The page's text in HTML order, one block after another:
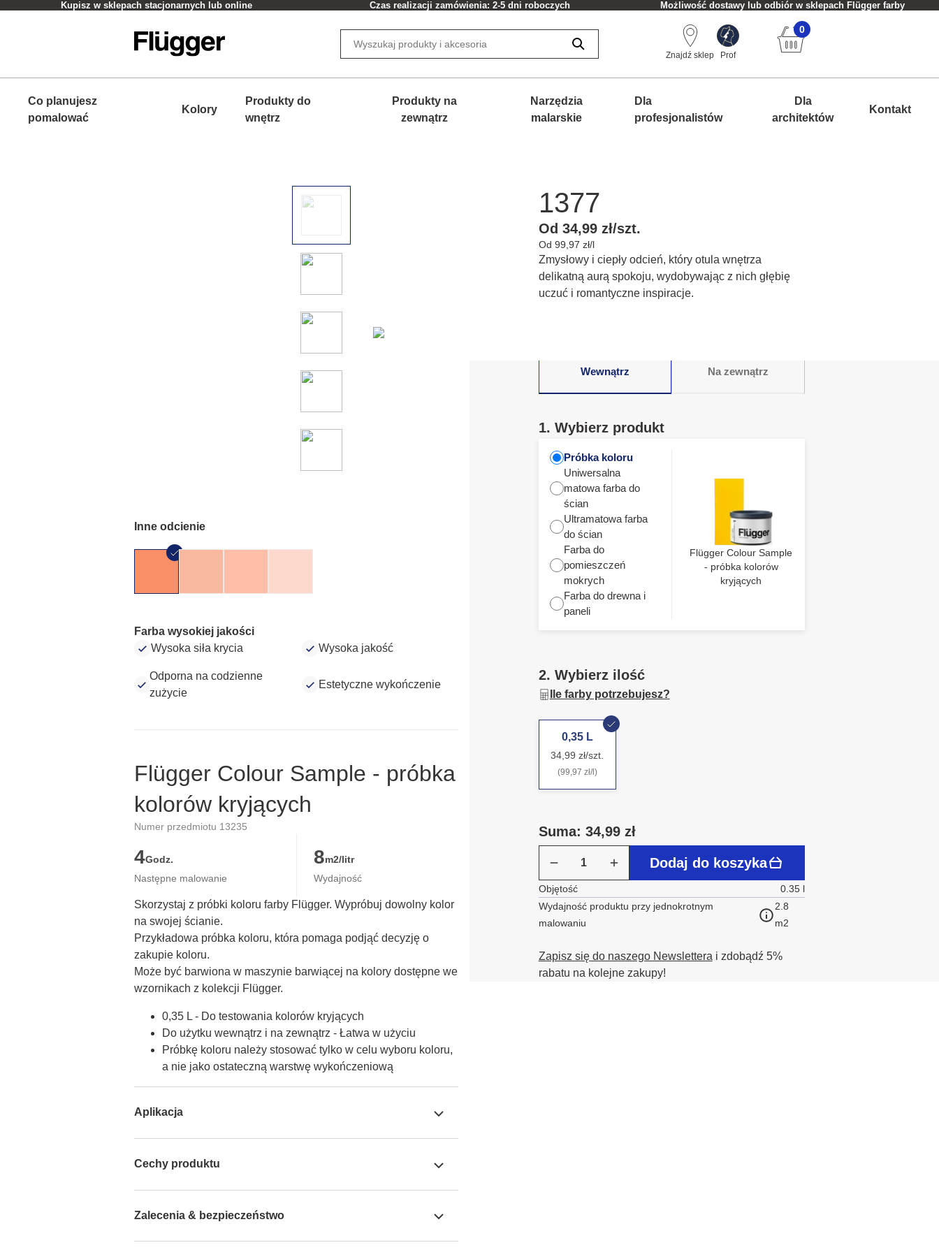
Kupisz w sklepach stacjonarnych lub online Czas realizacji zamówienia: 2-5 dni roboczych Możliwość dostawy lub odbiór w sklepach Flügger farby
Znajdź sklep Prof
0
Co planujesz
pomalować
Kolory
Produkty do
wnętrz
Produkty na
zewnątrz
Narzędzia
malarskie
Dla
profesjonalistów
Dla
architektów
Kontakt
Inne odcienie
Farba wysokiej jakości
Wysoka siła krycia
Wysoka jakość
Odporna na codzienne
zużycie
Estetyczne wykończenie
Flügger Colour Sample - próbka
kolorów kryjących
Numer przedmiotu 13235
4Godz.
Następne malowanie
8m2/litr
Wydajność
Skorzystaj z próbki koloru farby Flügger. Wypróbuj dowolny kolor
na swojej ścianie.
Przykładowa próbka koloru, która pomaga podjąć decyzję o
zakupie koloru.
Może być barwiona w maszynie barwiącej na kolory dostępne we
wzornikach z kolekcji Flügger.
0,35 L - Do testowania kolorów kryjących
Do użytku wewnątrz i na zewnątrz - Łatwa w użyciu
Próbkę koloru należy stosować tylko w celu wyboru koloru,
a nie jako ostateczną warstwę wykończeniową
Aplikacja
Cechy produktu
Zalecenia & bezpieczeństwo
1377
Od 34,99 zł/szt.
Od 99,97 zł/l
Zmysłowy i ciepły odcień, który otula wnętrza
delikatną aurą spokoju, wydobywając z nich głębię
uczuć i romantyczne inspiracje.
Wewnątrz Na zewnątrz
1. Wybierz produkt
Próbka koloru
Uniwersalna
matowa farba do
ścian
Ultramatowa farba
do ścian
Farba do
pomieszczeń
mokrych
Farba do drewna i
paneli
Flügger Colour Sample
- próbka kolorów
kryjących
2. Wybierz ilość
Ile farby potrzebujesz?
0,35 L
34,99 zł/szt.
(99,97 zł/l)
Suma: 34,99 zł
Dodaj do koszyka
Objętość
0.35 l
Wydajność produktu przy jednokrotnym
malowaniu
2.8
m2
Zapisz się do naszego Newslettera i zdobądź 5%
rabatu na kolejne zakupy!